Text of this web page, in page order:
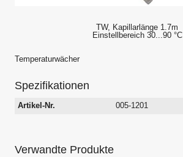
TW, Kapillarlänge 1.7m
Einstellbereich 30...90 °C
Temperaturwächer
Spezifikationen
Artikel-Nr. 005-1201
Verwandte Produkte